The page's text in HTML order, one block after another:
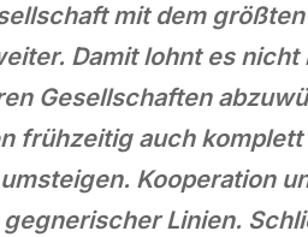
mit dem
Damit lohnt es
Gesellschaften
frühzeitig auch
Kooperation
Linien.